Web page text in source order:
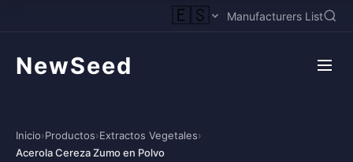
🇪🇸 Manufacturers List
NewSeed
Inicio›Productos›Extractos Vegetales›
Acerola Cereza Zumo en Polvo